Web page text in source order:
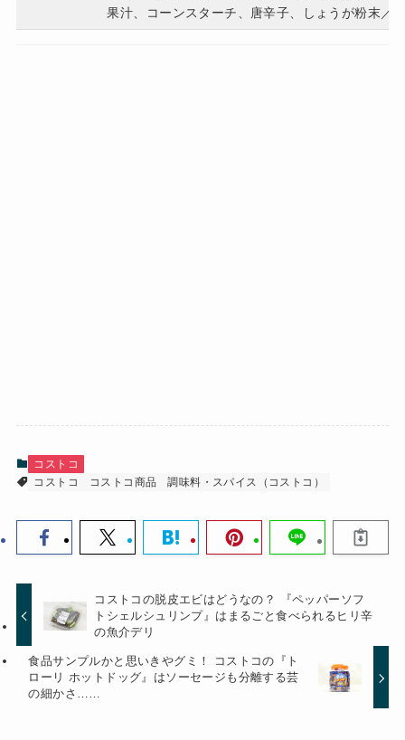
果汁、コーンスターチ、唐辛子、しょうが粉末／
コストコ
コストコ
コストコ商品 調味料・スパイス（コストコ）
コストコの脱皮エビはどうなの？ 『ペッパーソフ
トシェルシュリンプ』はまるごと食べられるヒリ辛
の魚介デリ
食品サンプルかと思いきやグミ！ コストコの『ト
ローリ ホットドッグ』はソーセージも分離する芸
の細かさ……